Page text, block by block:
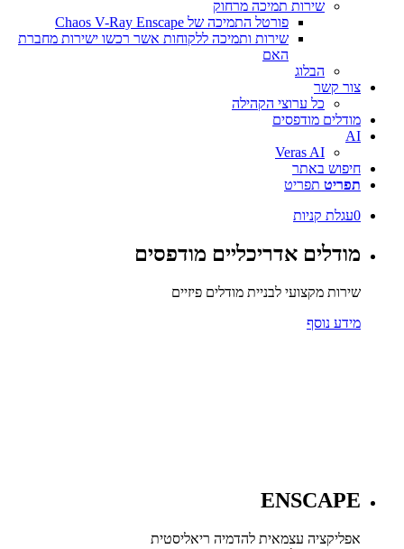
שירות תמיכה מרחוק
פורטל התמיכה של Chaos V-Ray Enscape
שירות ותמיכה ללקוחות אשר רכשו ישירות מחברת
האם
הבלוג
צור קשר
כל ערוצי הקהילה
מודלים מודפסים
AI
Veras AI
חיפוש באתר
תפריט תפריט
0עגלת קניות
מודלים אדריכליים מודפסים
שירות מקצועי לבניית מודלים פיזיים
מידע נוסף
ENSCAPE
אפליקציה עצמאית להדמיה ריאליסטית